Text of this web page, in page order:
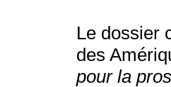
Le dossier
des
pour la